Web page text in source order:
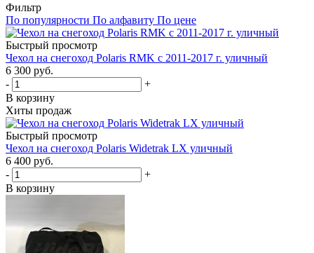
Фильтр
По популярности По алфавиту По цене
Быстрый просмотр
Чехол на снегоход Polaris RMK с 2011-2017 г. уличный
6 300 руб.
-
+
В корзину
Хиты продаж
Быстрый просмотр
Чехол на снегоход Polaris Widetrak LX уличный
6 400 руб.
-
+
В корзину